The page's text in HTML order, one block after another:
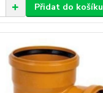
Přidat do košíku